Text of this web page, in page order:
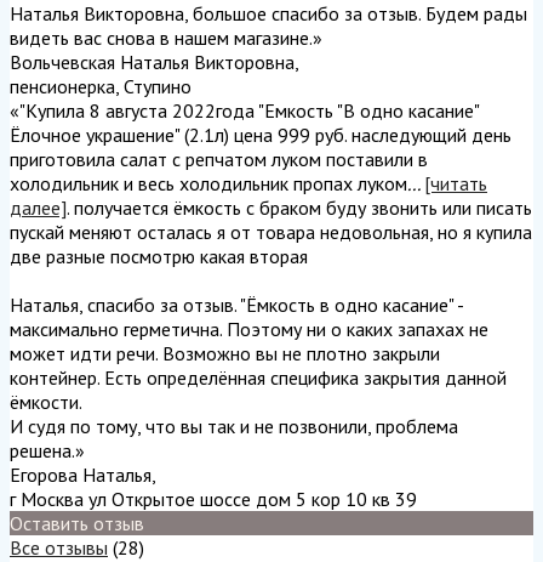
Наталья Викторовна, большое спасибо за отзыв. Будем рады
видеть вас снова в нашем магазине.»
Вольчевская Наталья Викторовна,
пенсионерка, Ступино
«"Купила 8 августа 2022года "Емкость "В одно касание"
Ёлочное украшение" (2.1л) цена 999 руб. наследующий день
приготовила салат с репчатом луком поставили в
холодильник и весь холодильник пропах луком... [читать
далее]. получается ёмкость с браком буду звонить или писать
пускай меняют осталась я от товара недовольная, но я купила
две разные посмотрю какая вторая
Наталья, спасибо за отзыв. "Ёмкость в одно касание" -
максимально герметична. Поэтому ни о каких запахах не
может идти речи. Возможно вы не плотно закрыли
контейнер. Есть определённая специфика закрытия данной
ёмкости.
И судя по тому, что вы так и не позвонили, проблема
решена.»
Егорова Наталья,
г Москва ул Открытое шоссе дом 5 кор 10 кв 39
Оставить отзыв
Все отзывы (28)